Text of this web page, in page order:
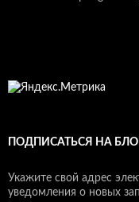
ПОДПИСАТЬСЯ НА
Укажите свой адрес
уведомления о новых